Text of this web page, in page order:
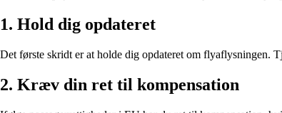
1. Hold dig opdateret
Det første skridt er at holde dig opdateret om flyaflysningen.
2. Kræv din ret til kompensation